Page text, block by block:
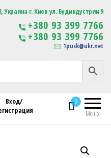
Компания Изготовление
сувенирной продукции
с логотипом
Украина г. Киев ул. Будиндустрии 9
+380 93 399 7766
+380 93 399 7766
1pusk@ukr.net
Меню
0
Вход/